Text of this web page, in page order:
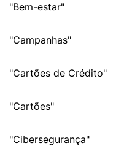
"Bem-estar"
"Campanhas"
"Cartões de Crédito"
"Cartões"
"Cibersegurança"